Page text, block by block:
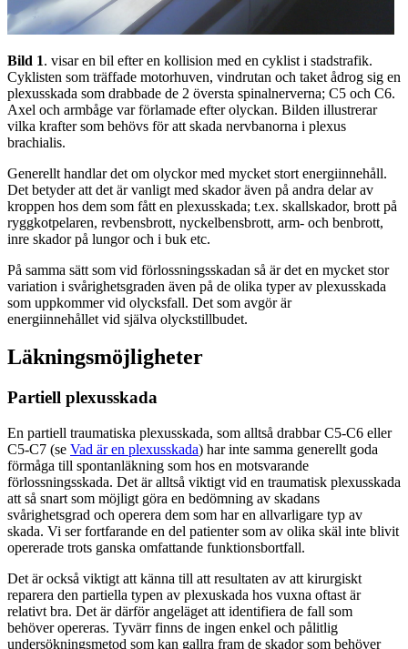
Bild 1. visar en bil efter en kollision med en cyklist i stadstrafik.
Cyklisten som träffade motorhuven, vindrutan och taket ådrog sig en
plexusskada som drabbade de 2 översta spinalnerverna; C5 och C6.
Axel och armbåge var förlamade efter olyckan. Bilden illustrerar
vilka krafter som behövs för att skada nervbanorna i plexus
brachialis.
Generellt handlar det om olyckor med mycket stort energiinnehåll.
Det betyder att det är vanligt med skador även på andra delar av
kroppen hos dem som fått en plexusskada; t.ex. skallskador, brott på
ryggkotpelaren, revbensbrott, nyckelbensbrott, arm- och benbrott,
inre skador på lungor och i buk etc.
På samma sätt som vid förlossningsskadan så är det en mycket stor
variation i svårighetsgraden även på de olika typer av plexusskada
som uppkommer vid olycksfall. Det som avgör är
energiinnehållet vid själva olyckstillbudet.
Läkningsmöjligheter
Partiell plexusskada
En partiell traumatiska plexusskada, som alltså drabbar C5-C6 eller
C5-C7 (se Vad är en plexusskada) har inte samma generellt goda
förmåga till spontanläkning som hos en motsvarande
förlossningsskada. Det är alltså viktigt vid en traumatisk plexusskada
att så snart som möjligt göra en bedömning av skadans
svårighetsgrad och operera dem som har en allvarligare typ av
skada. Vi ser fortfarande en del patienter som av olika skäl inte blivit
opererade trots ganska omfattande funktionsbortfall.
Det är också viktigt att känna till att resultaten av att kirurgiskt
reparera den partiella typen av plexuskada hos vuxna oftast är
relativt bra. Det är därför angeläget att identifiera de fall som
behöver opereras. Tyvärr finns de ingen enkel och pålitlig
undersökningsmetod som kan gallra fram de skador som behöver